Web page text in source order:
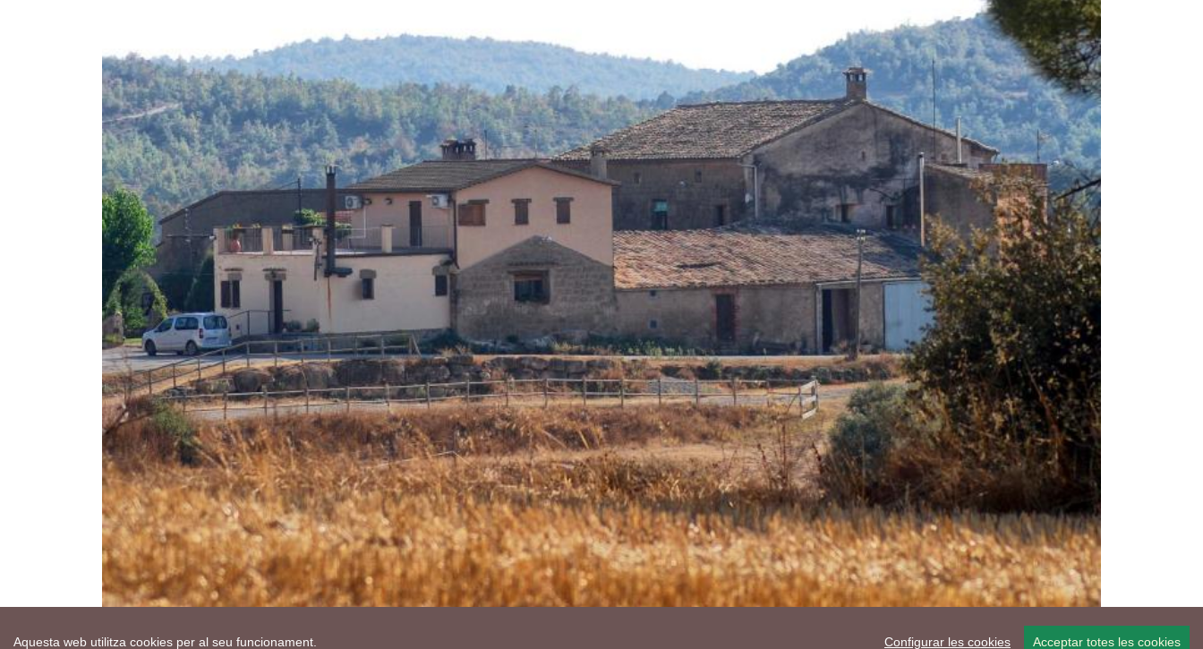
Aquesta web utilitza cookies per al seu funcionament. Configurar les cookies Acceptar totes les cookies